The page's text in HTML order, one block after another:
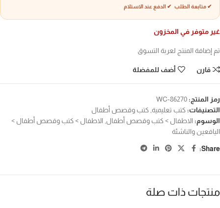
✔ متابعة الطلب ✔ الدفع عند الاستلام
غير متوفر في المخزون
تم إضافة المنتج لعربة التسوق
قارن أضف للمفضلة
رمز المنتج: WC-86270
التصنيفات: كتب تعليمية كتب وقصص أطفال
الوسوم: الاطفال > كتب وقصص أطفال الاطفال > كتب وقصص أطفال >
اليافعين والناشئة
Share:
منتجات ذات صلة